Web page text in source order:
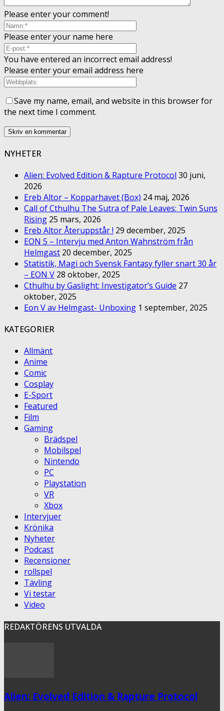
Please enter your comment!
Please enter your name here
You have entered an incorrect email address!
Please enter your email address here
Save my name, email, and website in this browser for
the next time I comment.
NYHETER
Alien: Evolved Edition & Rapture Protocol 30 juni,
2026
Ereb Altor – Kopparhavet (Box) 24 maj, 2026
Call of Cthulhu The Sutra of Pale Leaves: Twin Suns
Rising 25 mars, 2026
Ereb Altor Återuppstår ! 29 december, 2025
EON 5 – Intervju med Anton Wahnström från
Helmgast 20 december, 2025
Statistik, Magi och Svensk Fantasy fyller snart 30 år
– EON V 28 oktober, 2025
Cthulhu by Gaslight: Investigator’s Guide 27
oktober, 2025
Eon V av Helmgast- Unboxing 1 september, 2025
KATEGORIER
Allmänt
Anime
Comic
Cosplay
E-Sport
Featured
Film
Gaming
Brädspel
Mobilspel
Nintendo
PC
Playstation
VR
Xbox
Intervjuer
Krönika
Nyheter
Podcast
Recensioner
rollspel
Tävling
Vi testar
Video
REDAKTÖRENS UTVALDA
Alien: Evolved Edition & Rapture Protocol